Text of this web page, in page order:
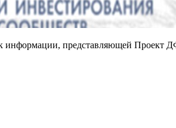
информации, представляющей